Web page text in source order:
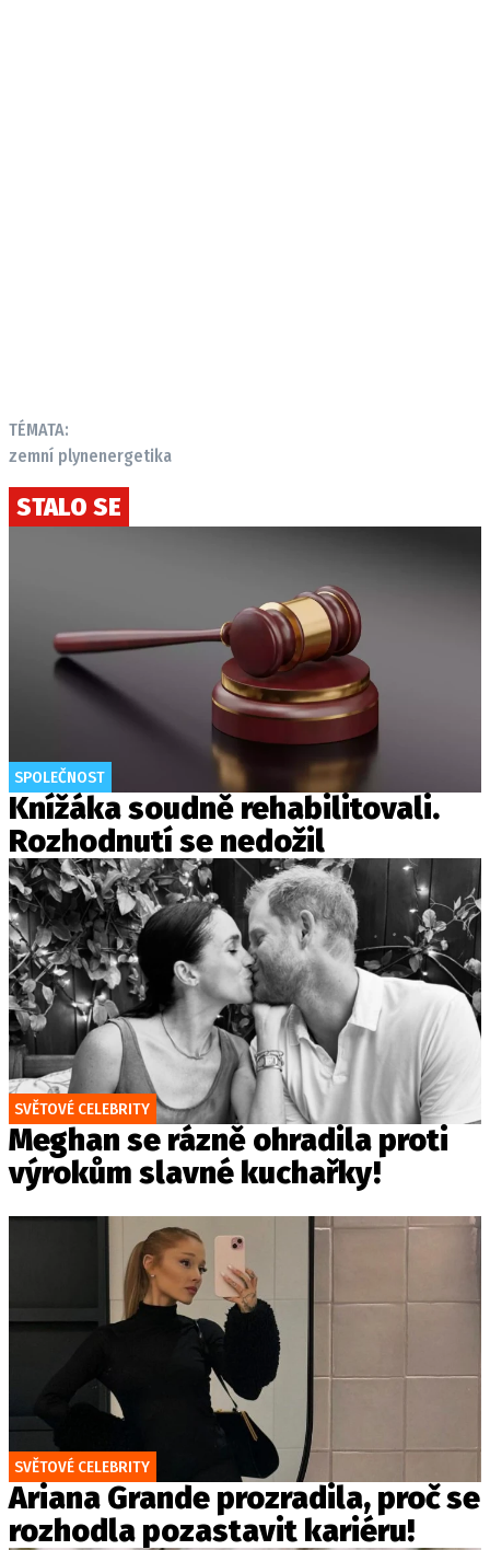
TÉMATA:
zemní plynenergetika
STALO SE
SPOLEČNOST
Knížáka soudně rehabilitovali.
Rozhodnutí se nedožil
SVĚTOVÉ CELEBRITY
Meghan se rázně ohradila proti
výrokům slavné kuchařky!
SVĚTOVÉ CELEBRITY
Ariana Grande prozradila, proč se
rozhodla pozastavit kariéru!